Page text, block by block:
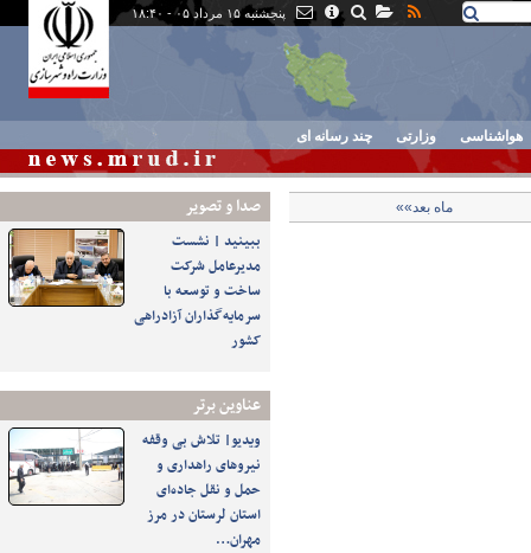
پنجشنبه ۱۵ مرداد ۰۵ - ۱۸:۴۰
هواشناسی وزارتی چند رسانه ای
صدا و تصوير
ببینید | نشست
مدیرعامل شرکت
ساخت و توسعه با
سرمایه‌گذاران آزادراهی
کشور
عناوین برتر
ویدیو| تلاش بی وقفه
نیروهای راهداری و
حمل و نقل جاده‌ای
استان لرستان در مرز
مهران…
ماه بعد»»